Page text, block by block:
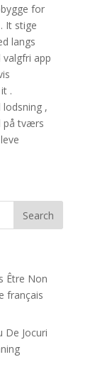
for
It stige
langs
app
.
,
på tværs
Être Non
français
De Jocuri